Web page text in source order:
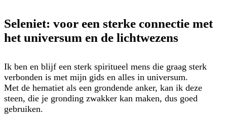
Seleniet: voor een sterke connectie met
het universum en de lichtwezens
Ik ben en blijf een sterk spiritueel mens die graag sterk
verbonden is met mijn gids en alles in universum.
Met de hematiet als een grondende anker, kan ik deze
steen, die je gronding zwakker kan maken, dus goed
gebruiken.